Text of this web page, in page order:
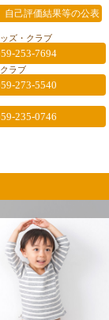
自己評価結果等の公表
ズ・クラブ
253-7694
ラブ
273-5540
ル)
235-0746